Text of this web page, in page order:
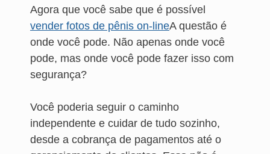
Agora que você sabe que é possível
vender fotos de pênis on-lineA questão é
onde você pode. Não apenas onde você
pode, mas onde você pode fazer isso com
segurança?
Você poderia seguir o caminho
independente e cuidar de tudo sozinho,
desde a cobrança de pagamentos até o